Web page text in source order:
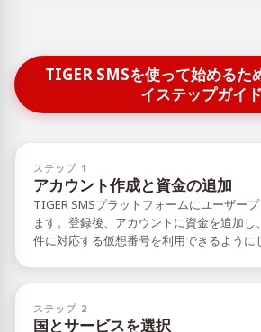
TIGER SMSを使って始めるた
イステップガイド
ステップ 1
アカウント作成と資金の追加
TIGER SMSプラットフォームにユーザー
ます。登録後、アカウントに資金を追加
件に対応する仮想番号を利用できるように
ステップ 2
国とサービスを選択